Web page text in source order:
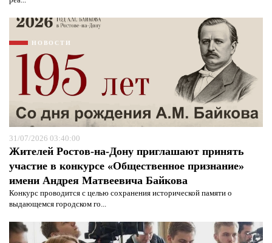
НОВОСТИ
31/07/2026 03:40:00
Жителей Ростов-на-Дону приглашают принять
участие в конкурсе «Общественное признание»
имени Андрея Матвеевича Байкова
Конкурс проводится с целью сохранения исторической памяти о
выдающемся городском го...
Я согласен сполитикой конфиденциальности и
защиты информации*
Я согласен сполитикой конфиденциальности и
защиты информации*